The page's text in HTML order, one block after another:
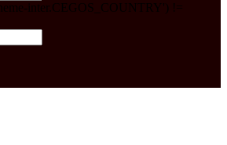
inter.CEGOS_COUNTRY') !=